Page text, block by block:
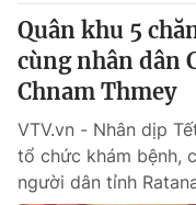
Quân khu 5
cùng nhân dân
Chnam Thmey
VTV.vn - Nhân dịp
tổ chức khám bệnh,
người dân tỉnh